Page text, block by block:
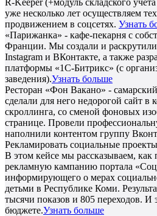
уже несколько лет осуществляем
продвижением в соцсетях. Узнать
«Парижанка» - кафе-пекарня с
Франции. Мы создали и раскрутили
Instagram и ВКонтакте, а также
платформы «1С-Битрикс» (с
заведения).Узнать больше
Ресторан «Фон Вакано» -
сделали для него недорогой сайт в
скроллинга, со сменой фоновых
странице. Провели
наполнили контентом группу
Рекламировать социальные
В этом кейсе мы рассказываем,
рекламную кампанию портала
информирующего о мерах
детьми в Республике Коми.
тысячи показов и 805 переходов.
бюджете.Узнать больше